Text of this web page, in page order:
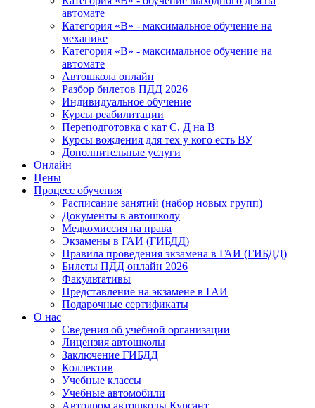
автомате
Категория «B» - максимальное обучение на
механике
Категория «B» - максимальное обучение на
автомате
Автошкола онлайн
Разбор билетов ПДД 2026
Индивидуальное обучение
Курсы реабилитации
Переподготовка с кат С, Д на В
Курсы вождения для тех у кого есть ВУ
Дополнительные услуги
Онлайн
Цены
Процесс обучения
Расписание занятий (набор новых групп)
Документы в автошколу
Медкомиссия на права
Экзамены в ГАИ (ГИБДД)
Правила проведения экзамена в ГАИ (ГИБДД)
Билеты ПДД онлайн 2026
Факультативы
Представление на экзамене в ГАИ
Подарочные сертификаты
О нас
Сведения об учебной организации
Лицензия автошколы
Заключение ГИБДД
Коллектив
Учебные классы
Учебные автомобили
Автодром автошколы Курсант